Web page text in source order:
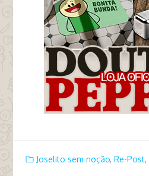
Joselito sem noção, Re-Post,